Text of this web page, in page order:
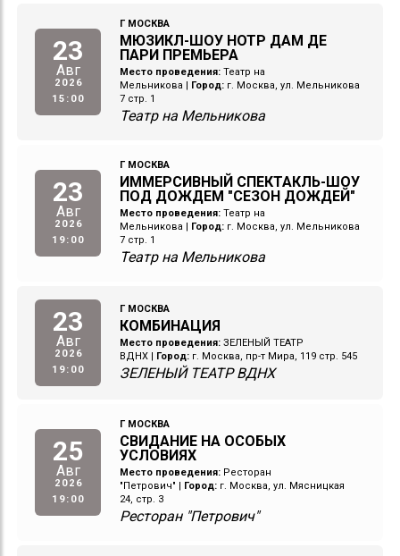
23
Авг
2026
15:00
Г МОСКВА
МЮЗИКЛ-ШОУ НОТР ДАМ ДЕ
ПАРИ ПРЕМЬЕРА
Место проведения: Театр на
Мельникова
Город: г. Москва, ул. Мельникова
7 стр. 1
Театр на Мельникова
23
Авг
2026
19:00
Г МОСКВА
ИММЕРСИВНЫЙ СПЕКТАКЛЬ-ШОУ
ПОД ДОЖДЕМ "СЕЗОН ДОЖДЕЙ"
Место проведения: Театр на
Мельникова
Город: г. Москва, ул. Мельникова
7 стр. 1
Театр на Мельникова
23
Авг
2026
19:00
Г МОСКВА
КОМБИНАЦИЯ
Место проведения: ЗЕЛЕНЫЙ ТЕАТР
ВДНХ | Город: г. Москва, пр-т Мира, 119 стр. 545
ЗЕЛЕНЫЙ ТЕАТР ВДНХ
25
Авг
2026
19:00
Г МОСКВА
СВИДАНИЕ НА ОСОБЫХ
УСЛОВИЯХ
Место проведения: Ресторан
"Петрович"
Город: г. Москва, ул. Мясницкая
24, стр. 3
Ресторан "Петрович"